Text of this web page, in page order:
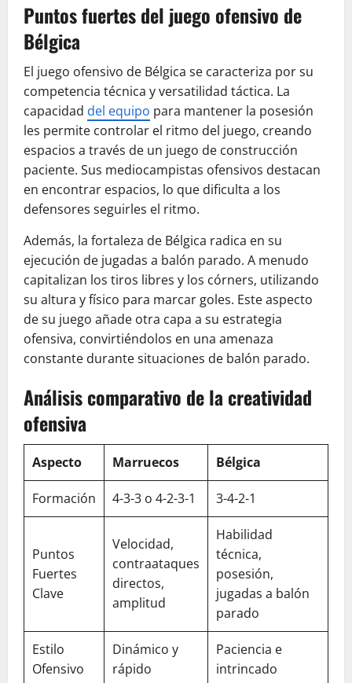
Puntos fuertes del juego ofensivo de
Bélgica
El juego ofensivo de Bélgica se caracteriza por su
competencia técnica y versatilidad táctica. La
capacidad del equipo para mantener la posesión
les permite controlar el ritmo del juego, creando
espacios a través de un juego de construcción
paciente. Sus mediocampistas ofensivos destacan
en encontrar espacios, lo que dificulta a los
defensores seguirles el ritmo.
Además, la fortaleza de Bélgica radica en su
ejecución de jugadas a balón parado. A menudo
capitalizan los tiros libres y los córners, utilizando
su altura y físico para marcar goles. Este aspecto
de su juego añade otra capa a su estrategia
ofensiva, convirtiéndolos en una amenaza
constante durante situaciones de balón parado.
Análisis comparativo de la creatividad
ofensiva
Aspecto Marruecos Bélgica
Formación 4-3-3 o 4-2-3-1 3-4-2-1
Puntos
Fuertes
Clave
Velocidad,
contraataques
directos,
amplitud
Habilidad
técnica,
posesión,
jugadas a balón
parado
Estilo
Ofensivo
Dinámico y
rápido
Paciencia e
intrincado